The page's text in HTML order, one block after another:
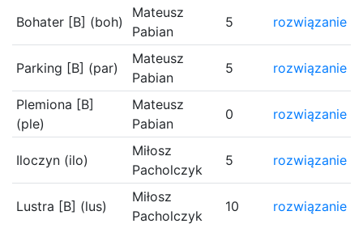
Bohater [B] (boh)
Mateusz
Pabian
5 rozwiązanie
Parking [B] (par)
Mateusz
Pabian
5 rozwiązanie
Plemiona [B]
(ple)
Mateusz
Pabian
0 rozwiązanie
Iloczyn (ilo)
Miłosz
Pacholczyk
5 rozwiązanie
Lustra [B] (lus)
Miłosz
Pacholczyk
10 rozwiązanie